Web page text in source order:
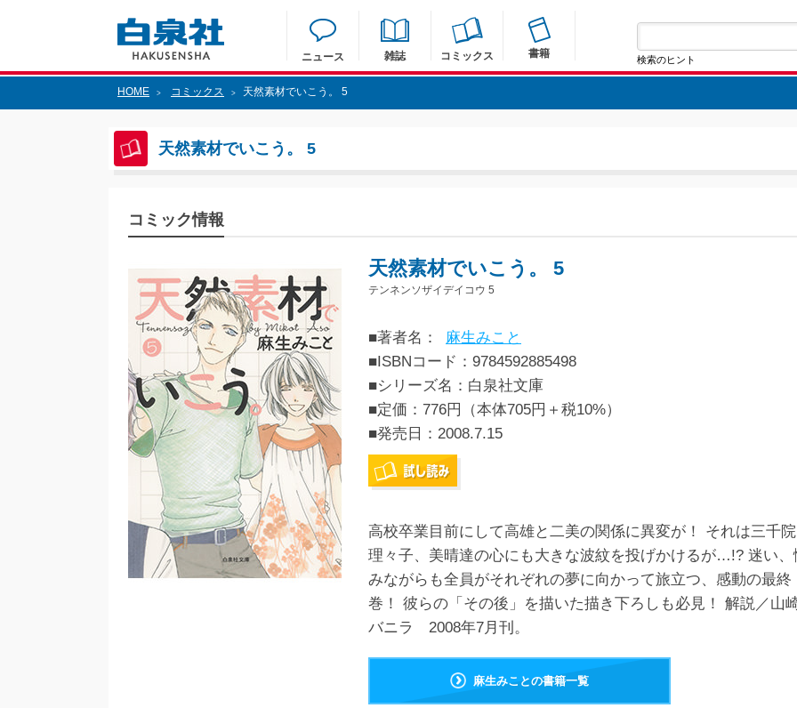
ニュース 雑誌 コミックス 書籍 検索のヒント
HOME > コミックス > 天然素材でいこう。 5
天然素材でいこう。 5
コミック情報
天然素材でいこう。 5
テンネンソザイデイコウ 5
■著者名：
麻生みこと
■ISBNコード：9784592885498
■シリーズ名：白泉社文庫
■定価：776円（本体705円＋税10%）
■発売日： 2008.7.15
高校卒業目前にして高雄と二美の関係に異変が！ それは三千
理々子、美晴達の心にも大きな波紋を投げかけるが…!? 迷い、
みながらも全員がそれぞれの夢に向かって旅立つ、感動の最終
巻！ 彼らの「その後」を描いた描き下ろしも必見！ 解説／山
バニラ 2008年7月刊。
麻生みことの書籍一覧